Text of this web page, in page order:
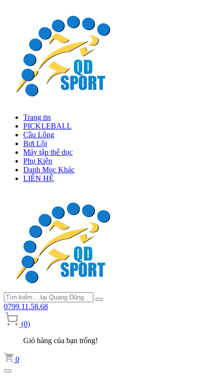
Trang tin
PICKLEBALL
Cầu Lông
Bơi Lội
Máy tập thể dục
Phụ Kiện
Danh Mục Khác
LIÊN HỆ
0799.11.58.68
(0)
Giỏ hàng của bạn trống!
0